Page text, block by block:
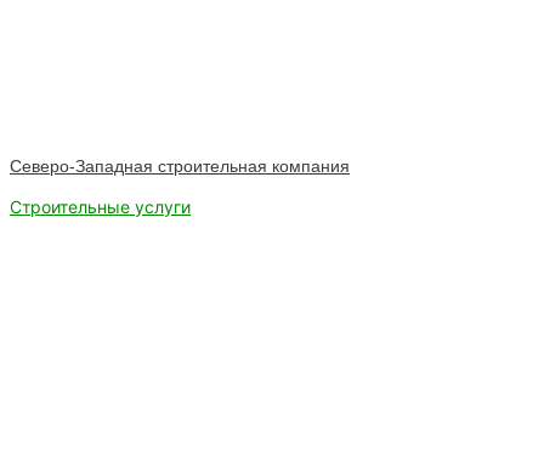
Северо-Западная строительная компания
Строительные услуги